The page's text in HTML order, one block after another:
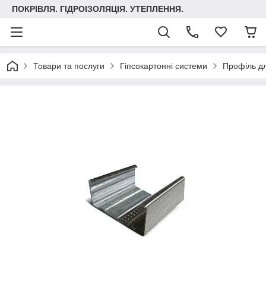
ПОКРІВЛЯ. ГІДРОІЗОЛЯЦІЯ. УТЕПЛЕННЯ.
Товари та послуги Гіпсокартонні системи Профіль